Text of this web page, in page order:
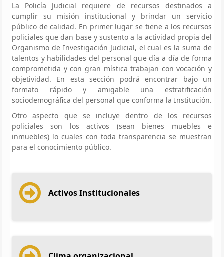
La Policía Judicial requiere de recursos destinados a
cumplir su misión institucional y brindar un servicio
público de calidad. En primer lugar se tiene a los recursos
policiales que dan base y sustento a la actividad propia del
Organismo de Investigación Judicial, el cual es la suma de
talentos y habilidades del personal que día a día de forma
comprometida y con gran mística trabajan con vocación y
objetividad. En esta sección podrá encontrar bajo un
formato rápido y amigable una estratificación
sociodemográfica del personal que conforma la Institución.
Otro aspecto que se incluye dentro de los recursos
policiales son los activos (sean bienes muebles e
inmuebles) lo cuales con toda transparencia se muestran
para el conocimiento público.
Activos Institucionales